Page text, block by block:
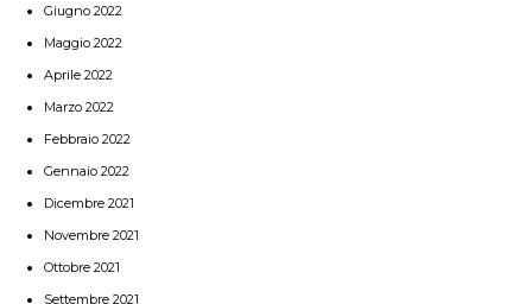
Giugno 2022
Maggio 2022
Aprile 2022
Marzo 2022
Febbraio 2022
Gennaio 2022
Dicembre 2021
Novembre 2021
Ottobre 2021
Settembre 2021